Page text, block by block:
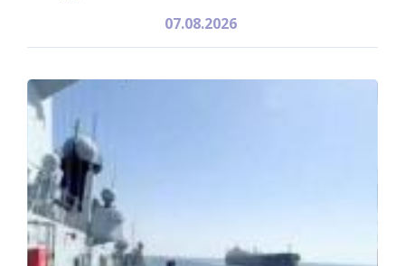
07.08.2026